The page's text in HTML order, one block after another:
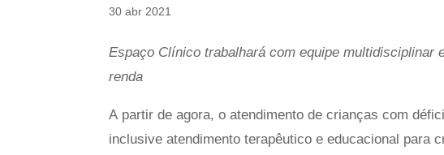
30 abr 2021
Espaço Clínico trabalhará com equipe multidisciplinar
renda
A partir de agora, o atendimento de crianças com
inclusive atendimento terapêutico e educacional para